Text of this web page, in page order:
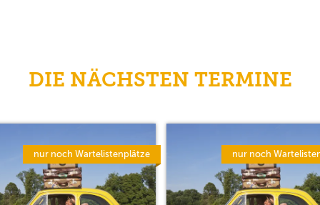
DIE NÄCHSTEN TERMINE
nur noch Wartelistenplätze nur noch